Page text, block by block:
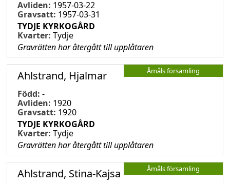
Avliden: 1957-03-22
Gravsatt: 1957-03-31
TYDJE KYRKOGÅRD
Kvarter: Tydje
Gravrätten har återgått till upplåtaren
Åmåls församling
Ahlstrand, Hjalmar
Född: -
Avliden: 1920
Gravsatt: 1920
TYDJE KYRKOGÅRD
Kvarter: Tydje
Gravrätten har återgått till upplåtaren
Åmåls församling
Ahlstrand, Stina-Kajsa